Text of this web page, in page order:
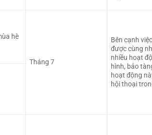
hè
Tháng 7
Bên cạnh
được cùng
nhiều hoạt
hình, bảo
hoạt động
hội thoại